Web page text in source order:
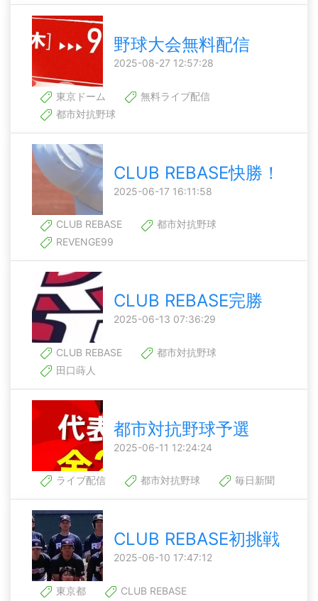
野球大会無料配信
2025-08-27 12:57:28
東京ドーム
無料ライブ配信
都市対抗野球
CLUB REBASE快勝！
2025-06-17 16:11:58
CLUB REBASE
都市対抗野球
REVENGE99
CLUB REBASE完勝
2025-06-13 07:36:29
CLUB REBASE
都市対抗野球
田口蒔人
都市対抗野球予選
2025-06-11 12:24:24
ライブ配信 都市対抗野球 毎日新聞
CLUB REBASE初挑戦
2025-06-10 17:47:12
東京都
CLUB REBASE